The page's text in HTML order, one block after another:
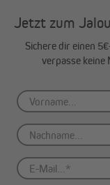
Jetzt zum
Sichere dir einen
verpasse keine